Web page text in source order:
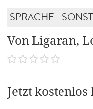
SPRACHE -
Von Ligaran,
Jetzt